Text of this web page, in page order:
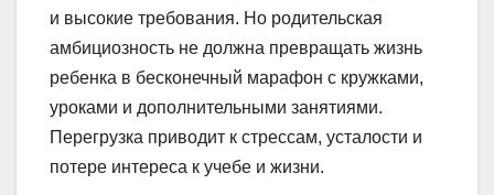
и высокие требования. Но родительская
амбициозность не должна превращать жизнь
ребенка в бесконечный марафон с кружками,
уроками и дополнительными занятиями.
Перегрузка приводит к стрессам, усталости и
потере интереса к учебе и жизни.